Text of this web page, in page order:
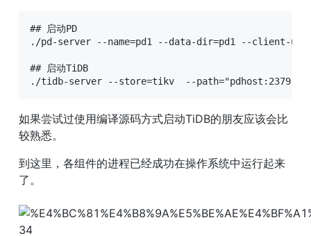
## 启动PD
./pd-server --name=pd1 --data-dir=pd1 --client-
## 启动TiDB
./tidb-server --store=tikv  --path="pdhost:2379"
如果尝试过使用编译源码方式启动TiDB的朋友应该会比
较熟悉。
到这里，各组件的进程已经成功在操作系统中运行起来
了。